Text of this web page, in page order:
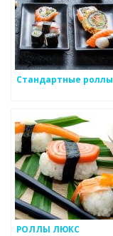
Стандартные роллы
РОЛЛЫ ЛЮКС